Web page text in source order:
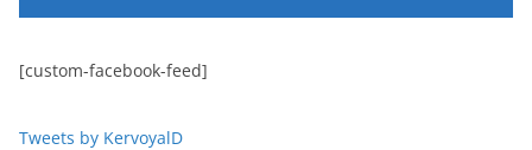
[custom-facebook-feed]
Tweets by KervoyalD